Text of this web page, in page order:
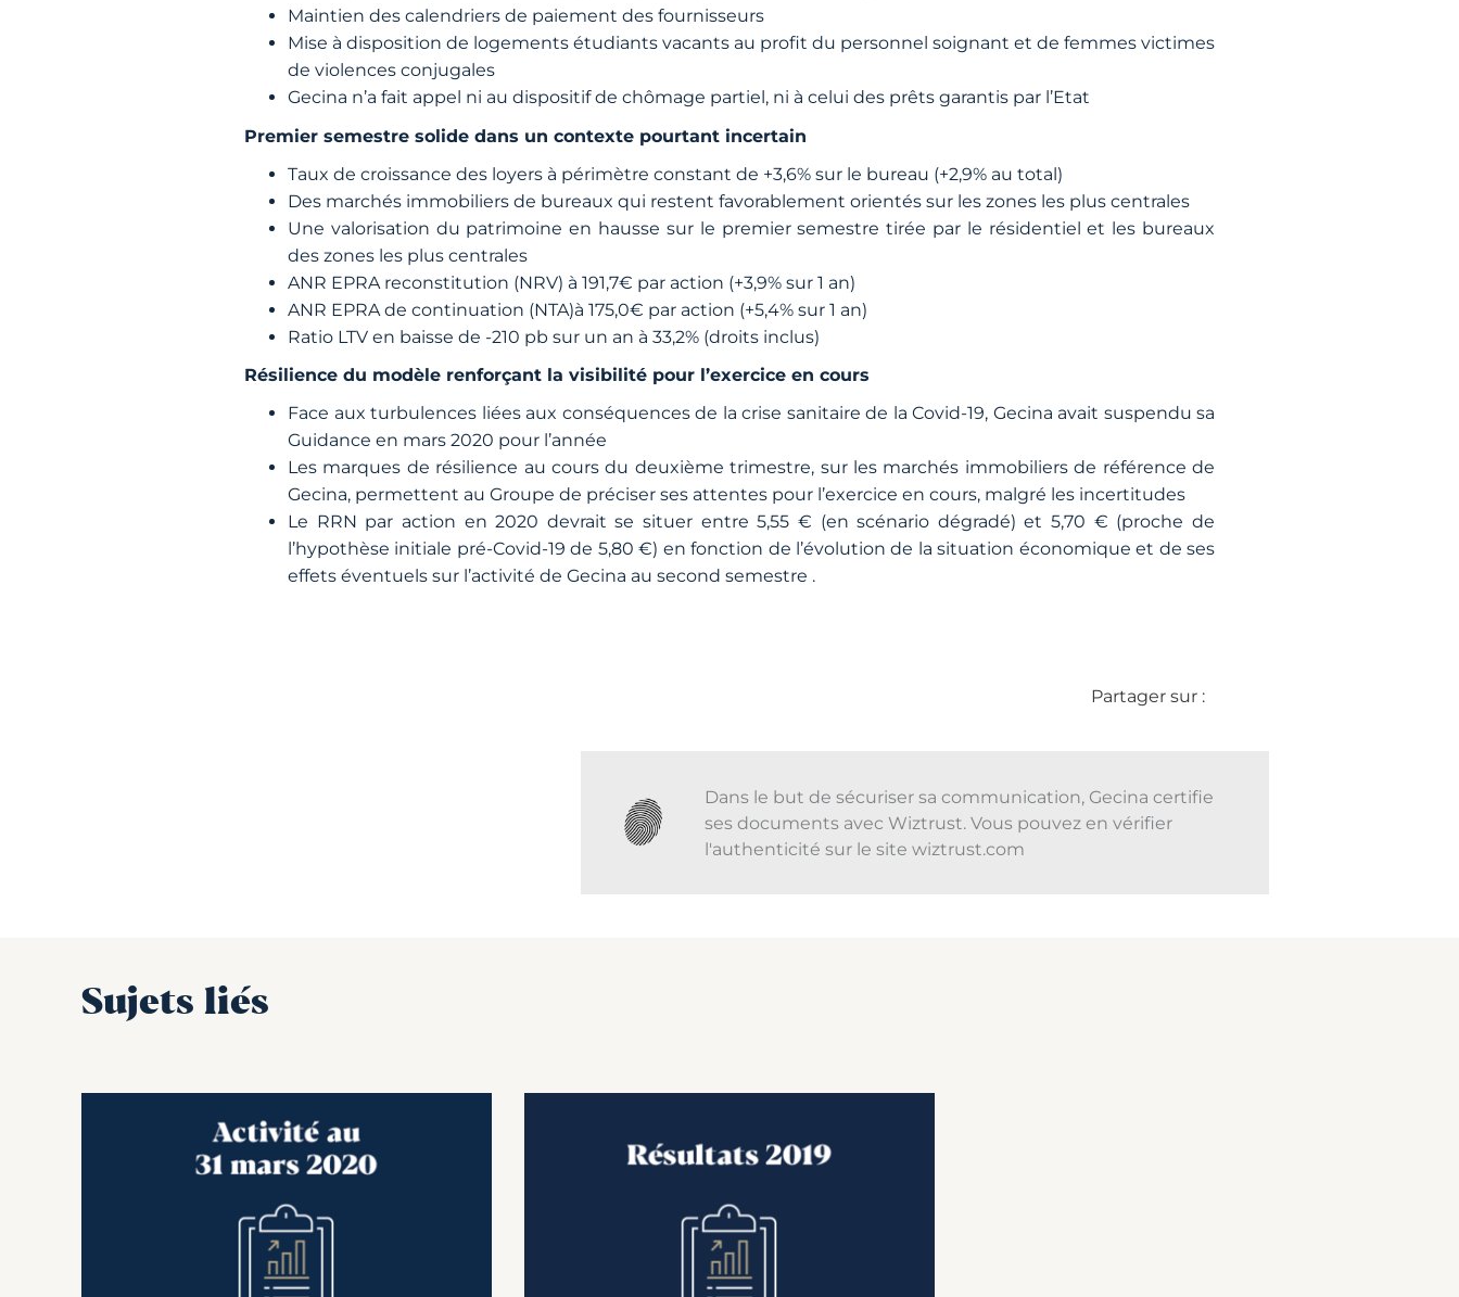
Maintien des calendriers de paiement des fournisseurs
Mise à disposition de logements étudiants vacants au profit du personnel soignant et de femmes victimes
de violences conjugales
Gecina n’a fait appel ni au dispositif de chômage partiel, ni à celui des prêts garantis par l’Etat
Premier semestre solide dans un contexte pourtant incertain
Taux de croissance des loyers à périmètre constant de +3,6% sur le bureau (+2,9% au total)
Des marchés immobiliers de bureaux qui restent favorablement orientés sur les zones les plus centrales
Une valorisation du patrimoine en hausse sur le premier semestre tirée par le résidentiel et les bureaux
des zones les plus centrales
ANR EPRA reconstitution (NRV) à 191,7€ par action (+3,9% sur 1 an)
ANR EPRA de continuation (NTA)à 175,0€ par action (+5,4% sur 1 an)
Ratio LTV en baisse de -210 pb sur un an à 33,2% (droits inclus)
Résilience du modèle renforçant la visibilité pour l’exercice en cours
Face aux turbulences liées aux conséquences de la crise sanitaire de la Covid-19, Gecina avait suspendu sa
Guidance en mars 2020 pour l’année
Les marques de résilience au cours du deuxième trimestre, sur les marchés immobiliers de référence de
Gecina, permettent au Groupe de préciser ses attentes pour l’exercice en cours, malgré les incertitudes
Le RRN par action en 2020 devrait se situer entre 5,55 € (en scénario dégradé) et 5,70 € (proche de
l’hypothèse initiale pré-Covid-19 de 5,80 €) en fonction de l’évolution de la situation économique et de ses
effets éventuels sur l’activité de Gecina au second semestre .
Partager sur :
Dans le but de sécuriser sa communication, Gecina certifie
ses documents avec Wiztrust. Vous pouvez en vérifier
l'authenticité sur le site wiztrust.com
Sujets liés